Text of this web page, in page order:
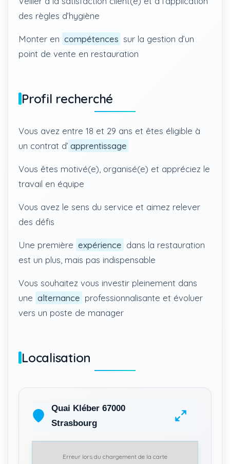
des règles d’hygiène
Monter en compétences sur la gestion d’un
point de vente en restauration
Profil recherché
Vous avez entre 18 et 29 ans et êtes éligible à
un contrat d’ apprentissage
Vous êtes motivé(e), organisé(e) et appréciez le
travail en équipe
Vous avez le sens du service et aimez relever
des défis
Une première expérience dans la restauration
est un plus, mais pas indispensable
Vous souhaitez vous investir pleinement dans
une alternance professionnalisante et évoluer
vers un poste de manager
Localisation
Quai Kléber 67000
Strasbourg
Erreur lors du chargement de la carte